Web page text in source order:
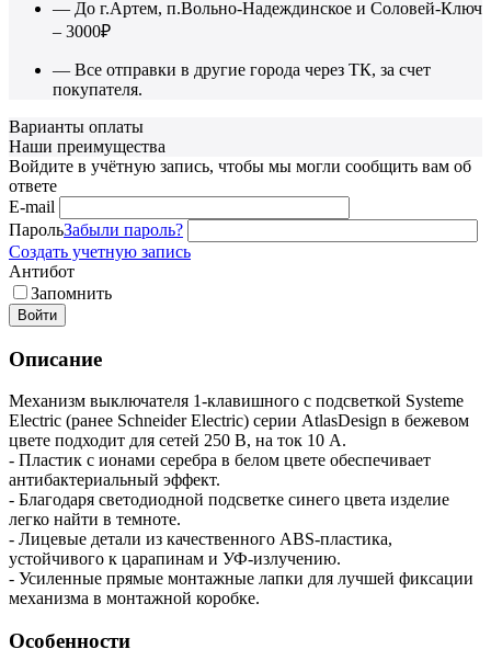
— До г.Артем, п.Вольно-Надеждинское и Соловей-Ключ
– 3000₽
— Все отправки в другие города через ТК, за счет
покупателя.
Варианты оплаты
Наши преимущества
Войдите в учётную запись, чтобы мы могли сообщить вам об
ответе
E-mail
ПарольЗабыли пароль?
Создать учетную запись
Антибот
Запомнить
Войти
Описание
Механизм выключателя 1-клавишного с подсветкой Systeme
Electric (ранее Schneider Electric) серии AtlasDesign в бежевом
цвете подходит для сетей 250 В, на ток 10 А.
- Пластик с ионами серебра в белом цвете обеспечивает
антибактериальный эффект.
- Благодаря светодиодной подсветке синего цвета изделие
легко найти в темноте.
- Лицевые детали из качественного ABS-пластика,
устойчивого к царапинам и УФ-излучению.
- Усиленные прямые монтажные лапки для лучшей фиксации
механизма в монтажной коробке.
Особенности